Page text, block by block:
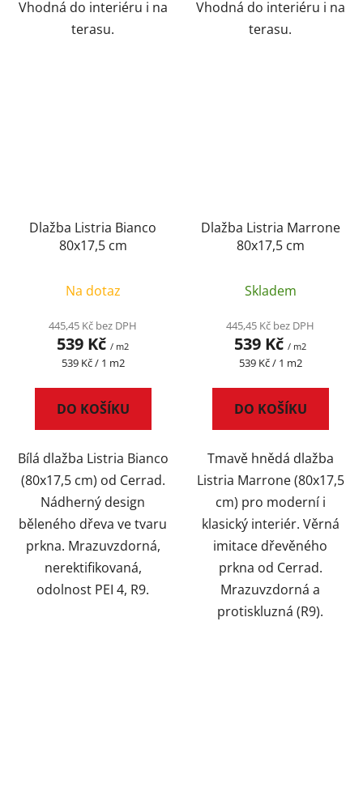
Vhodná do interiéru i na
terasu.
Vhodná do interiéru i na
terasu.
Dlažba Listria Bianco
80x17,5 cm
Na dotaz
445,45 Kč bez DPH
539 Kč / m2
Měrná
539 Kč / 1 m2
DO KOŠÍKU
Bílá dlažba Listria Bianco
(80x17,5 cm) od Cerrad.
Nádherný design
běleného dřeva ve tvaru
prkna. Mrazuvzdorná,
nerektifikovaná,
odolnost PEI 4, R9.
Dlažba Listria Marrone
80x17,5 cm
Skladem
445,45 Kč bez DPH
539 Kč / m2
Měrná
539 Kč / 1 m2
DO KOŠÍKU
Tmavě hnědá dlažba
Listria Marrone (80x17,5
cm) pro moderní i
klasický interiér. Věrná
imitace dřevěného
prkna od Cerrad.
Mrazuvzdorná a
protiskluzná (R9).